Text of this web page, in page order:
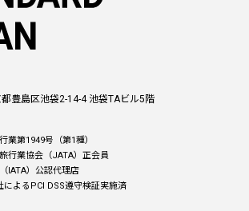
豊島区池袋2-14-4 池袋TAビル5階
業第1949号（第1種）
行業協会（JATA）正会員
IATA）公認代理店
よるPCI DSS遵守検証実施済